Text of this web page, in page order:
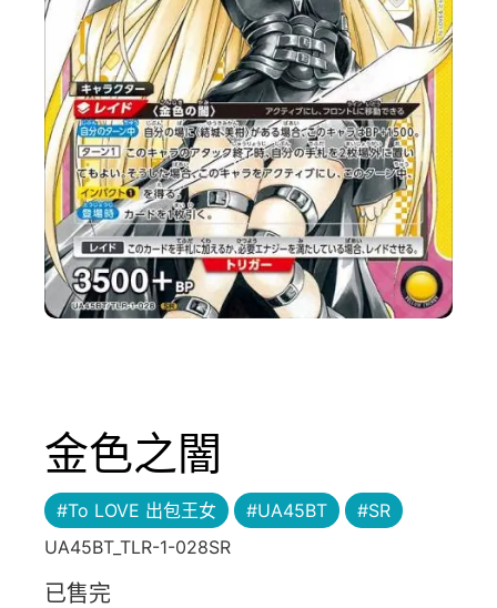
金色之闇
#To LOVE 出包王女 #UA45BT
#SR
UA45BT_TLR-1-028SR
已售完